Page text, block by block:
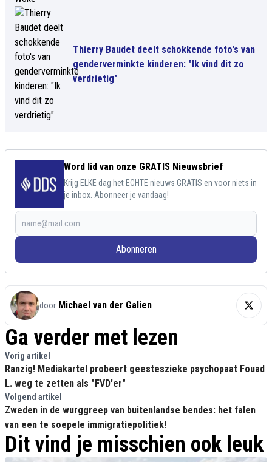
Thierry Baudet deelt schokkende foto's van
genderverminkte kinderen: "Ik vind dit zo
verdrietig"
Word lid van onze GRATIS Nieuwsbrief
Krijg ELKE dag het ECHTE nieuws GRATIS en voor niets in
je inbox. Abonneer je vandaag!
Abonneren
door Michael van der Galien
Ga verder met lezen
Vorig artikel
Ranzig! Mediakartel probeert geesteszieke psychopaat Fouad
L. weg te zetten als "FVD'er"
Volgend artikel
Zweden in de wurggreep van buitenlandse bendes: het falen
van een te soepele immigratiepolitiek!
Dit vind je misschien ook leuk